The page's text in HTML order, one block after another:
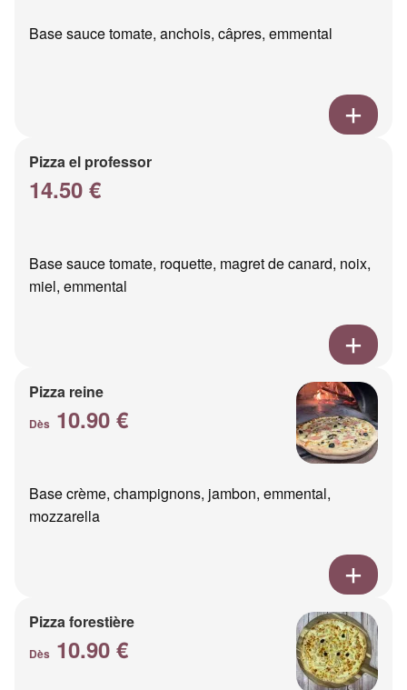
Base sauce tomate, anchois, câpres, emmental
Pizza el professor
14.50 €
Base sauce tomate, roquette, magret de canard, noix,
miel, emmental
Pizza reine
Dès 10.90 €
Base crème, champignons, jambon, emmental,
mozzarella
Pizza forestière
Dès 10.90 €